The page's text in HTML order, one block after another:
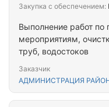
Выполнение работ по
мероприятиям,
труб, водостоков
Заказчик
АДМИНИСТРАЦИЯ
Закупка с обеспечением: